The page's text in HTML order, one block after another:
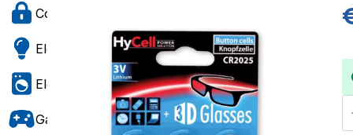
Gaming e Brinquedos